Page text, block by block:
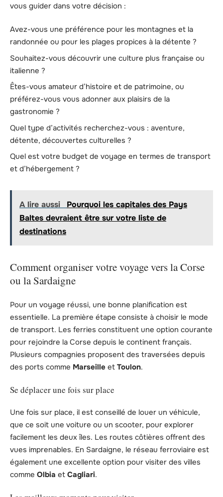
vous guider dans votre décision :
Avez-vous une préférence pour les montagnes et la
randonnée ou pour les plages propices à la détente ?
Souhaitez-vous découvrir une culture plus française ou
italienne ?
Êtes-vous amateur d’histoire et de patrimoine, ou
préférez-vous vous adonner aux plaisirs de la
gastronomie ?
Quel type d’activités recherchez-vous : aventure,
détente, découvertes culturelles ?
Quel est votre budget de voyage en termes de transport
et d’hébergement ?
A lire aussi
Pourquoi les capitales des Pays
Baltes devraient être sur votre liste de
destinations
Comment organiser votre voyage vers la Corse
ou la Sardaigne
Pour un voyage réussi, une bonne planification est
essentielle. La première étape consiste à choisir le mode
de transport. Les ferries constituent une option courante
pour rejoindre la Corse depuis le continent français.
Plusieurs compagnies proposent des traversées depuis
des ports comme Marseille et Toulon.
Se déplacer une fois sur place
Une fois sur place, il est conseillé de louer un véhicule,
que ce soit une voiture ou un scooter, pour explorer
facilement les deux îles. Les routes côtières offrent des
vues imprenables. En Sardaigne, le réseau ferroviaire est
également une excellente option pour visiter des villes
comme Olbia et Cagliari.